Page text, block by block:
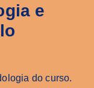
e
do curso.